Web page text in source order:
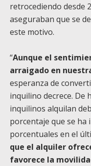
retrocediendo desde
aseguraban que se
este motivo.
“Aunque el
arraigado en
esperanza de
inquilino decrece. De
inquilinos alquilan
porcentaje que se ha
porcentuales en el
que el alquiler
favorece la